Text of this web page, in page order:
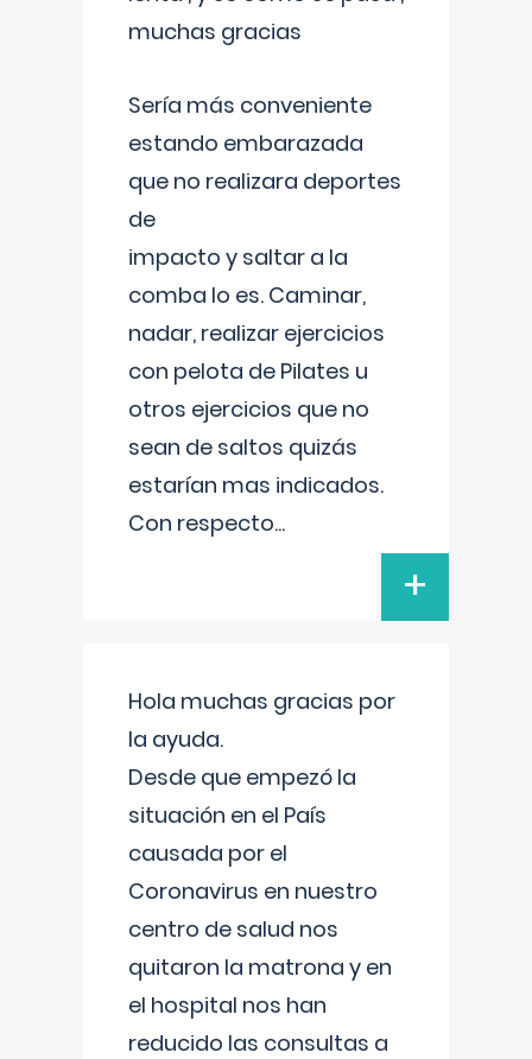
muchas gracias
Sería más conveniente
estando embarazada
que no realizara deportes
de
impacto y saltar a la
comba lo es. Caminar,
nadar, realizar ejercicios
con pelota de Pilates u
otros ejercicios que no
sean de saltos quizás
estarían mas indicados.
Con respecto...
+
Hola muchas gracias por
la ayuda.
Desde que empezó la
situación en el País
causada por el
Coronavirus en nuestro
centro de salud nos
quitaron la matrona y en
el hospital nos han
reducido las consultas a